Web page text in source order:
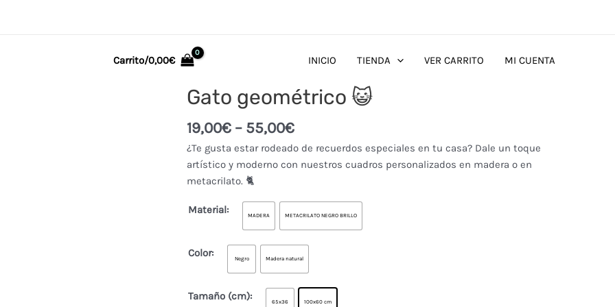
Carrito/0,00€ INICIO TIENDA VER CARRITO MI CUENTA
Gato geométrico 😺
19,00€ – 55,00€
¿Te gusta estar rodeado de recuerdos especiales en tu casa? Dale un toque
artístico y moderno con nuestros cuadros personalizados en madera o en
metacrilato. 🐈
Material: MADERA METACRILATO NEGRO BRILLO
Color: Negro Madera natural
Tamaño (cm): 65x36 100x60 cm